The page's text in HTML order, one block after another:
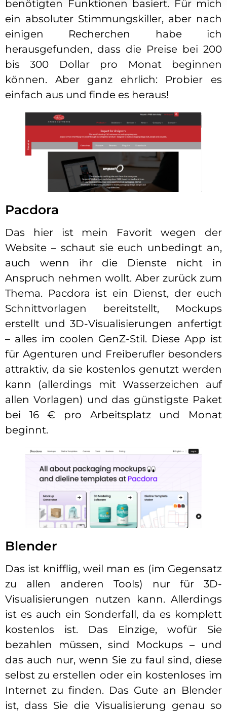
benötigten Funktionen basiert. Für mich
ein absoluter Stimmungskiller, aber nach
einigen Recherchen habe ich
herausgefunden, dass die Preise bei 200
bis 300 Dollar pro Monat beginnen
können. Aber ganz ehrlich: Probier es
einfach aus und finde es heraus!
Pacdora
Das hier ist mein Favorit wegen der
Website – schaut sie euch unbedingt an,
auch wenn ihr die Dienste nicht in
Anspruch nehmen wollt. Aber zurück zum
Thema. Pacdora ist ein Dienst, der euch
Schnittvorlagen bereitstellt, Mockups
erstellt und 3D-Visualisierungen anfertigt
– alles im coolen GenZ-Stil. Diese App ist
für Agenturen und Freiberufler besonders
attraktiv, da sie kostenlos genutzt werden
kann (allerdings mit Wasserzeichen auf
allen Vorlagen) und das günstigste Paket
bei 16 € pro Arbeitsplatz und Monat
beginnt.
Blender
Das ist knifflig, weil man es (im Gegensatz
zu allen anderen Tools) nur für 3D-
Visualisierungen nutzen kann. Allerdings
ist es auch ein Sonderfall, da es komplett
kostenlos ist. Das Einzige, wofür Sie
bezahlen müssen, sind Mockups – und
das auch nur, wenn Sie zu faul sind, diese
selbst zu erstellen oder ein kostenloses im
Internet zu finden. Das Gute an Blender
ist, dass Sie die Visualisierung genau so